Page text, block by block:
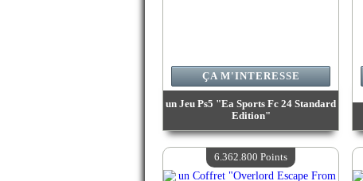
un Jeu Ps5 "Ea Sports Fc 24 Standard
Edition"
Valeur :6 697 600 Points
Quantité Disponible :4
ÇA M'INTERESSE
6.362.800 Points